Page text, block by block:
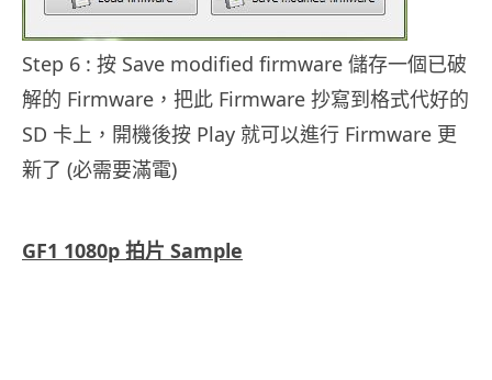
Step 6 : 按 Save modified firmware 儲存一個已破
解的 Firmware，把此 Firmware 抄寫到格式代好的
SD 卡上，開機後按 Play 就可以進行 Firmware 更
新了 (必需要滿電)
GF1 1080p 拍片 Sample